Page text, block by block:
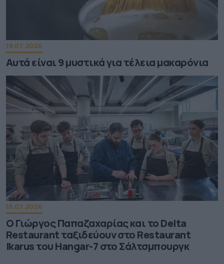
19.07.2026
Αυτά είναι 9 μυστικά για τέλεια μακαρόνια
18.07.2026
Ο Γιώργος Παπαζαχαρίας και το Delta
Restaurant ταξιδεύουν στο Restaurant
Ikarus του Hangar-7 στο Σάλτσμπουργκ